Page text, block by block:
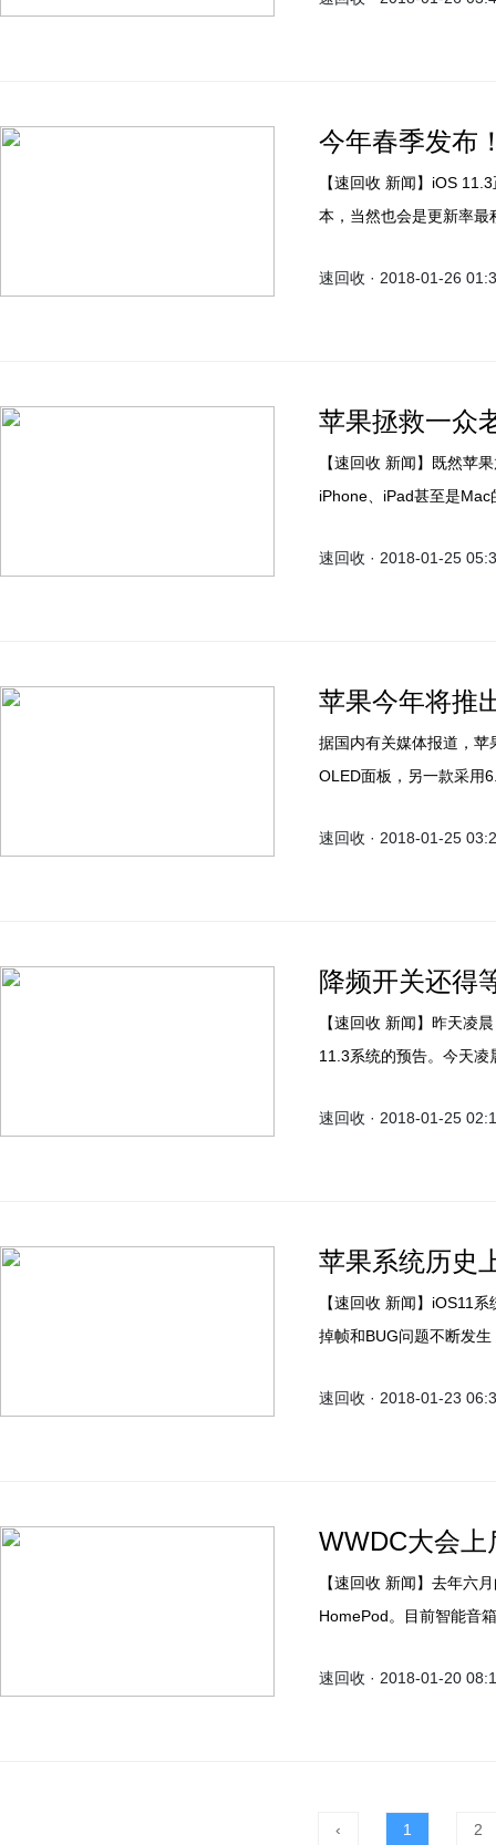
今年春季发布
【速回收 新闻】iOS 11.3正式版毫无疑问将会是iOS 11系列中，更新最大的一个版
本，当然也会是更新率
速回收 · 2018-01-26
苹果拯救一众
【速回收 新闻】既然苹果放弃了指纹，那么面容识别就是他们的未来，以后这会是
iPhone、iPad甚至是
速回收 · 2018-01-25
苹果今年将推
据国内有关媒体报道，
OLED面板，另一款采用
速回收 · 2018-01-25
降频开关还得
【速回收 新闻】昨天凌晨，苹果刚发布了iOS 11.2.5正式版，并在晚上公布了iOS
11.3系统的预告。今天
速回收 · 2018-01-25
苹果系统历史
【速回收 新闻】iOS11系统推出后，就一直被iPhone使用者吐槽卡且耗电快，各种
掉帧和BUG问题不断发
速回收 · 2018-01-23
WWDC大会
【速回收 新闻】去年六月的WWDC大会上，苹果发布了一款重磅新品，而它就是
HomePod。目前智能音
速回收 · 2018-01-20
‹ 1 2